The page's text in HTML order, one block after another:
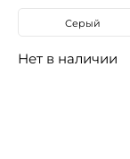
Серый
Нет в наличии